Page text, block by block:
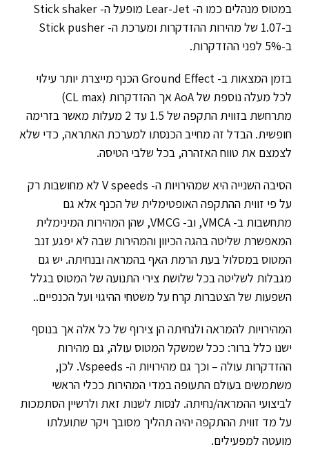
במטוס מנהלים כמו ה- Lear-Jet מופעל ה- Stick shaker
ב-1.07 של מהירות ההזדקרות ומערכת ה- Stick pusher
ב-5% לפני ההזדקרות.
בזמן המצאות ב- Ground Effect הכנף מייצרת יותר עילוי
לכל מעלה נוספת של AoA אך ההזדקרות (CL max)
מתרחשת בזווית התקפה של 1.5 עד 2 מעלות מאשר בזרימה
חופשית. הבדל זה מחייב הכנסתו למערכת האתראה, כדי שלא
לצמצם את טווח האזהרה, בכל שלבי הטיסה.
הסיבה השנייה היא שמהירויות ה- V speeds לא מחושבות רק
על פי זווית ההתקפה האופטימלית של הכנף אלא גם
מתחשבות ב- VMCA, וב- VMCG, שהן המהירות המינימלית
המאפשרת שליטה בהגה הכיוון והמהירות שבה לא יפגע זנב
המטוס במסלול בעת הרמת האף בהמראה ובנחיתה. יש גם
מגבלות לשליטה בכל שלושת צירי התנועה של המטוס בגלל
השפעות של הצטברות קרח על משטחי ההיגוי ועל הכנפיים..
המהירויות להמראה ולנחיתה הן צירוף של כל אלה אך בנוסף
ישנו כלל ברור: ככל שמשקל המטוס עולה, גם מהירות
ההזדקרות עולה – וכך גם מהירויות ה- Vspeeds. לכן,
משתמשים בעולם התעופה במדי המהירות ככלי הראשי
לביצועי ההמראה/נחיתה. לנסות לשנות זאת ולרשיין הסתמכות
על מד זווית ההתקפה יהיה תהליך מסובך ויקר שתועלתו
מועטה למפעילים.